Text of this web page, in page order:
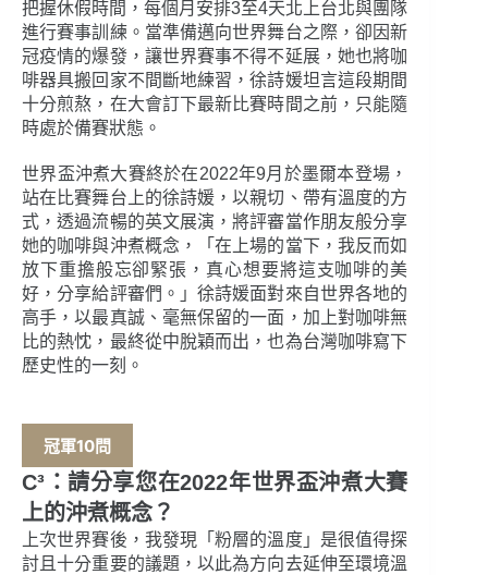
把握休假時間，每個月安排3至4天北上台北與團隊
進行賽事訓練。當準備邁向世界舞台之際，卻因新
冠疫情的爆發，讓世界賽事不得不延展，她也將咖
啡器具搬回家不間斷地練習，徐詩媛坦言這段期間
十分煎熬，在大會訂下最新比賽時間之前，只能隨
時處於備賽狀態。
世界盃沖煮大賽終於在2022年9月於墨爾本登場，
站在比賽舞台上的徐詩媛，以親切、帶有溫度的方
式，透過流暢的英文展演，將評審當作朋友般分享
她的咖啡與沖煮概念，「在上場的當下，我反而如
放下重擔般忘卻緊張，真心想要將這支咖啡的美
好，分享給評審們。」徐詩媛面對來自世界各地的
高手，以最真誠、毫無保留的一面，加上對咖啡無
比的熱忱，最終從中脫穎而出，也為台灣咖啡寫下
歷史性的一刻。
冠軍10問
C³：請分享您在2022年世界盃沖煮大賽
上的沖煮概念？
上次世界賽後，我發現「粉層的溫度」是很值得探
討且十分重要的議題，以此為方向去延伸至環境溫